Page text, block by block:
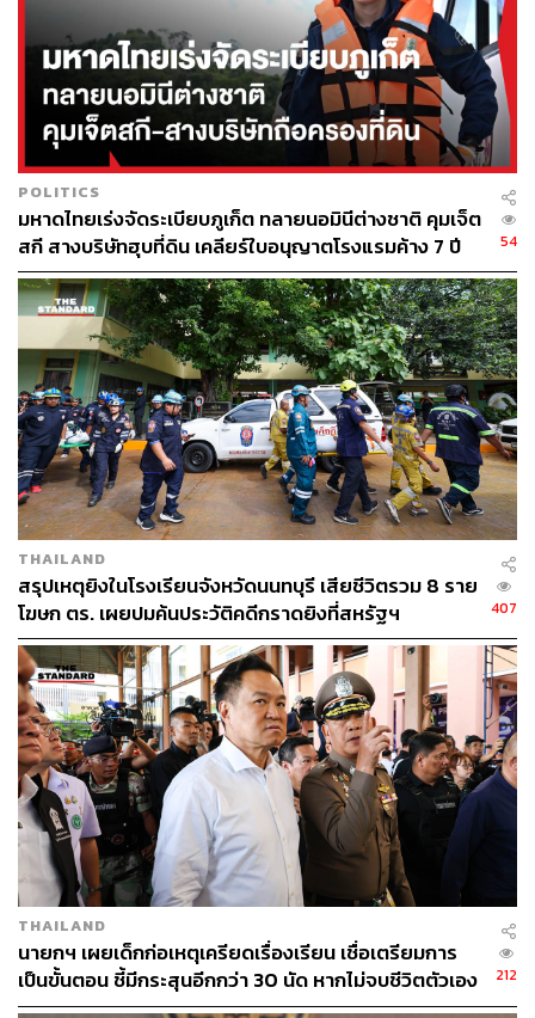
สุขสมรวย วันทนียกุล รัฐมนตรีประจำสำนักนายก
รัฐมนตรี
พลโท อดุลย์ บุญธรรมเจริญ รัฐมนตรีว่าการกระทรวง
กลาโหม
สุรศักดิ์ พันธ์เจริญวรกุล รัฐมนตรีว่าการกระทรวงการ
ท่องเที่ยวและกีฬา
สุดาวรรณ หวังศุภกิจโกศลรัฐมนตรีว่าการกระทรวง
การพัฒนาสังคมและความมั่นคงของมนุษย์
สุริยะ จึงรุ่งเรืองกิจ รัฐมนตรีว่าการกระทรวงเกษตรและ
สหกรณ์
วัชรพล ขาวขำ รัฐมนตรีช่วยว่าการกระทรวงเกษตร
และสหกรณ์
ปิยะรัฐชย์ ติยะไพรัช รัฐมนตรีช่วยว่าการกระทรวง
เกษตรและสหกรณ์
พิพัฒน์ รัชกิจประการ รัฐมนตรีว่าการกระทรวง
คมนาคม
สิริพงศ์ อังคสกุลเกียรติ รัฐมนตรีช่วยว่าการกระทรวง
คมนาคม
ภัทรพงศ์ ภัทรประสิทธิ์ รัฐมนตรีช่วยว่าการกระทรวง
คมนาคม
สรรเพชญ บุญญามณี รัฐมนตรีช่วยว่าการกระทรวง
คมนาคม
ไชยชนก ชิดชอบ รัฐมนตรีว่าการกระทรวงดิจิทัลเพื่อ
เศรษฐกิจและสังคม
แนน บุญย์ธิดา สมชัย รัฐมนตรีช่วยว่าการกระทรวง
ดิจิทัลเพื่อเศรษฐกิจและสังคม
สุชาติ ชมกลิ่น รัฐมนตรีว่าการกระทรวง
ทรัพยากรธรรมชาติและสิ่งแวดล้อม
เอกนัฏ พร้อมพันธุ์ รัฐมนตรีว่าการกระทรวงพลังงาน
เจเศรษฐ์ ไทยเศรษฐ์ รัฐมนตรีช่วยว่าการกระทรวง
มหาดไทย
วรศิษฏ์ เลียงประสิทธิ์ รัฐมนตรีช่วยว่าการกระทรวง
มหาดไทย
พลพีร์ สุวรรณฉวี รัฐมนตรีช่วยว่าการกระทรวง
POLITICS
มหาดไทยเร่งจัดระเบียบภูเก็ต ทลายนอมินีต่างชาติ คุมเจ็ต
สกี สางบริษัทฮุบที่ดิน เคลียร์ใบอนุญาตโรงแรมค้าง 7 ปี
54
THAILAND
สรุปเหตุยิงในโรงเรียนจังหวัดนนทบุรี เสียชีวิตรวม 8 ราย
โฆษก ตร. เผยปมค้นประวัติคดีกราดยิงที่สหรัฐฯ
407
THAILAND
นายกฯ เผยเด็กก่อเหตุเครียดเรื่องเรียน เชื่อเตรียมการ
เป็นขั้นตอน ชี้มีกระสุนอีกกว่า 30 นัด หากไม่จบชีวิตตัวเอง
อาจสูญเสียเพิ่ม
212